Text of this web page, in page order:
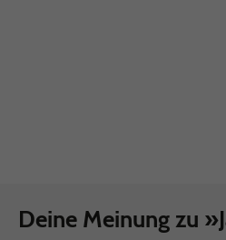
Deine Meinung zu